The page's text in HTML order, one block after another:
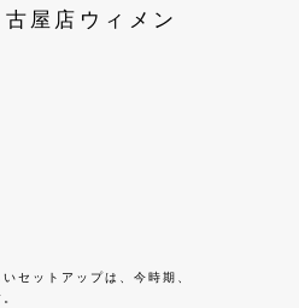
屋店ウィメン
セットアップは、今時期、